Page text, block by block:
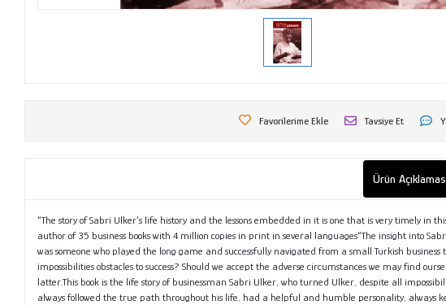
Favorilerime Ekle Tavsiye Et
Ürün
“The story of Sabri Ulker’s life history and the lessons embedded in it is one that is very timely in
author of 35 business books with 4 million copies in print in several languages“The insight into
was someone who played the long game and successfully navigated from a small Turkish
impossibilities obstacles to success? Should we accept the adverse circumstances we may find
latter.This book is the life story of businessman Sabri Ulker, who turned Ulker, despite all
always followed the true path throughout his life, had a helpful and humble personality, always